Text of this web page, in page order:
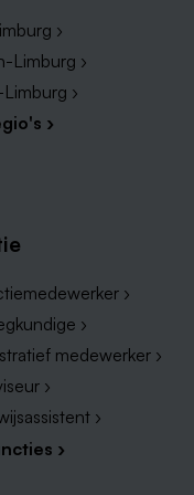
aan
›
Limburg ›
›
›
›
›
medewerker ›
›
›
›